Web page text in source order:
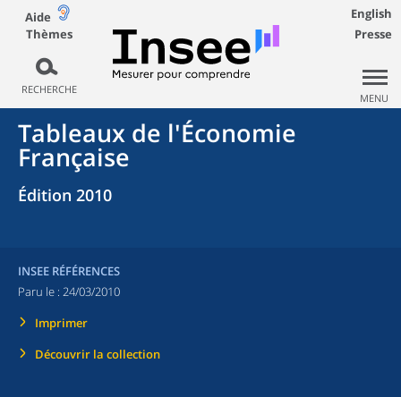
Aide
Thèmes
RECHERCHE
English
Presse
MENU
Tableaux de l'Économie
Française
Édition 2010
INSEE RÉFÉRENCES
Paru le : 24/03/2010
Imprimer
Découvrir la collection